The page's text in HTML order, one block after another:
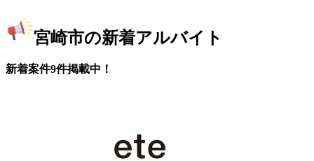
宮崎市の新着アルバイト
新着案件9件掲載中！